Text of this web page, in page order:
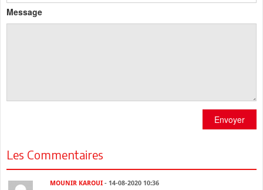
Message
Envoyer
Les Commentaires
MOUNIR KAROUI - 14-08-2020 10:36